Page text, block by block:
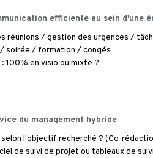
efficiente au sein d'une
réunions / gestion des urgences /
soirée / formation / congés
100% en visio ou mixte ?
du management hybride
l'objectif recherché ? (Co-
de suivi de projet ou tableaux de